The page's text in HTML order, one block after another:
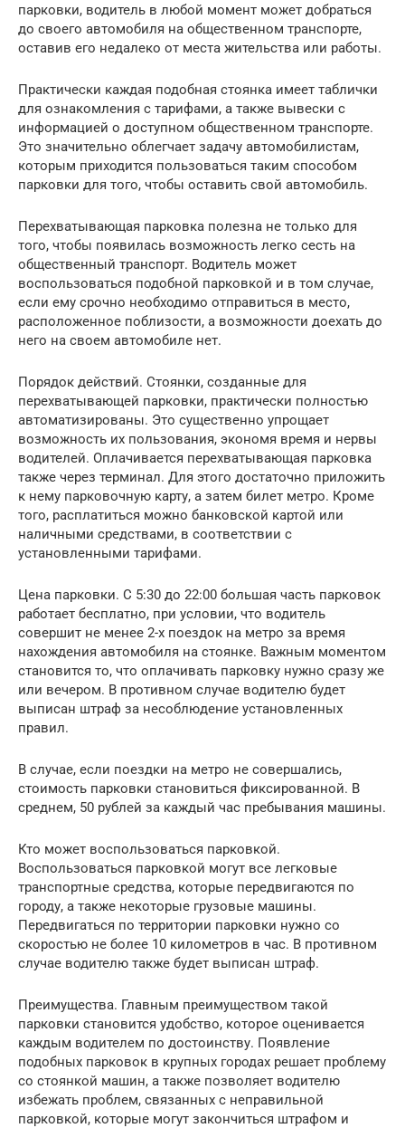
парковки, водитель в любой момент может добраться
до своего автомобиля на общественном транспорте,
оставив его недалеко от места жительства или работы.
Практически каждая подобная стоянка имеет таблички
для ознакомления с тарифами, а также вывески с
информацией о доступном общественном транспорте.
Это значительно облегчает задачу автомобилистам,
которым приходится пользоваться таким способом
парковки для того, чтобы оставить свой автомобиль.
Перехватывающая парковка полезна не только для
того, чтобы появилась возможность легко сесть на
общественный транспорт. Водитель может
воспользоваться подобной парковкой и в том случае,
если ему срочно необходимо отправиться в место,
расположенное поблизости, а возможности доехать до
него на своем автомобиле нет.
Порядок действий. Стоянки, созданные для
перехватывающей парковки, практически полностью
автоматизированы. Это существенно упрощает
возможность их пользования, экономя время и нервы
водителей. Оплачивается перехватывающая парковка
также через терминал. Для этого достаточно приложить
к нему парковочную карту, а затем билет метро. Кроме
того, расплатиться можно банковской картой или
наличными средствами, в соответствии с
установленными тарифами.
Цена парковки. С 5:30 до 22:00 большая часть парковок
работает бесплатно, при условии, что водитель
совершит не менее 2-х поездок на метро за время
нахождения автомобиля на стоянке. Важным моментом
становится то, что оплачивать парковку нужно сразу же
или вечером. В противном случае водителю будет
выписан штраф за несоблюдение установленных
правил.
В случае, если поездки на метро не совершались,
стоимость парковки становиться фиксированной. В
среднем, 50 рублей за каждый час пребывания машины.
Кто может воспользоваться парковкой.
Воспользоваться парковкой могут все легковые
транспортные средства, которые передвигаются по
городу, а также некоторые грузовые машины.
Передвигаться по территории парковки нужно со
скоростью не более 10 километров в час. В противном
случае водителю также будет выписан штраф.
Преимущества. Главным преимуществом такой
парковки становится удобство, которое оценивается
каждым водителем по достоинству. Появление
подобных парковок в крупных городах решает проблему
со стоянкой машин, а также позволяет водителю
избежать проблем, связанных с неправильной
парковкой, которые могут закончиться штрафом и